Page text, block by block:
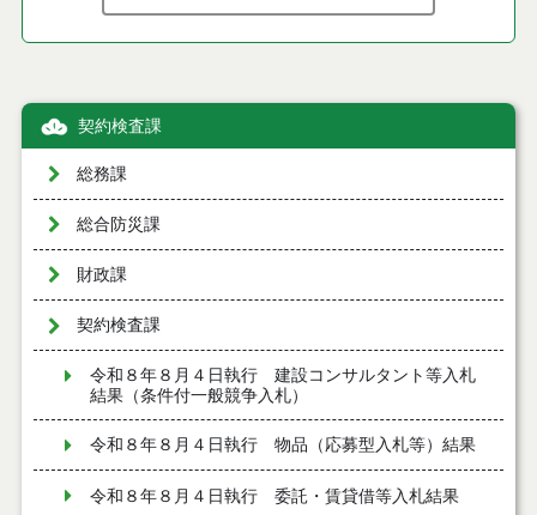
契約検査課
総務課
総合防災課
財政課
契約検査課
令和８年８月４日執行 建設コンサルタント等入札
結果（条件付一般競争入札）
令和８年８月４日執行 物品（応募型入札等）結果
令和８年８月４日執行 委託・賃貸借等入札結果